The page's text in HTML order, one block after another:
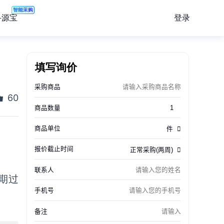
宝
智能采购
登录
60
过
填写询价